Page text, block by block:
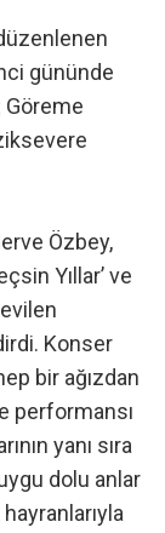
gününde
Göreme
Özbey,
Yıllar’ ve
Konser
bir ağızdan
performansı
yanı sıra
dolu anlar